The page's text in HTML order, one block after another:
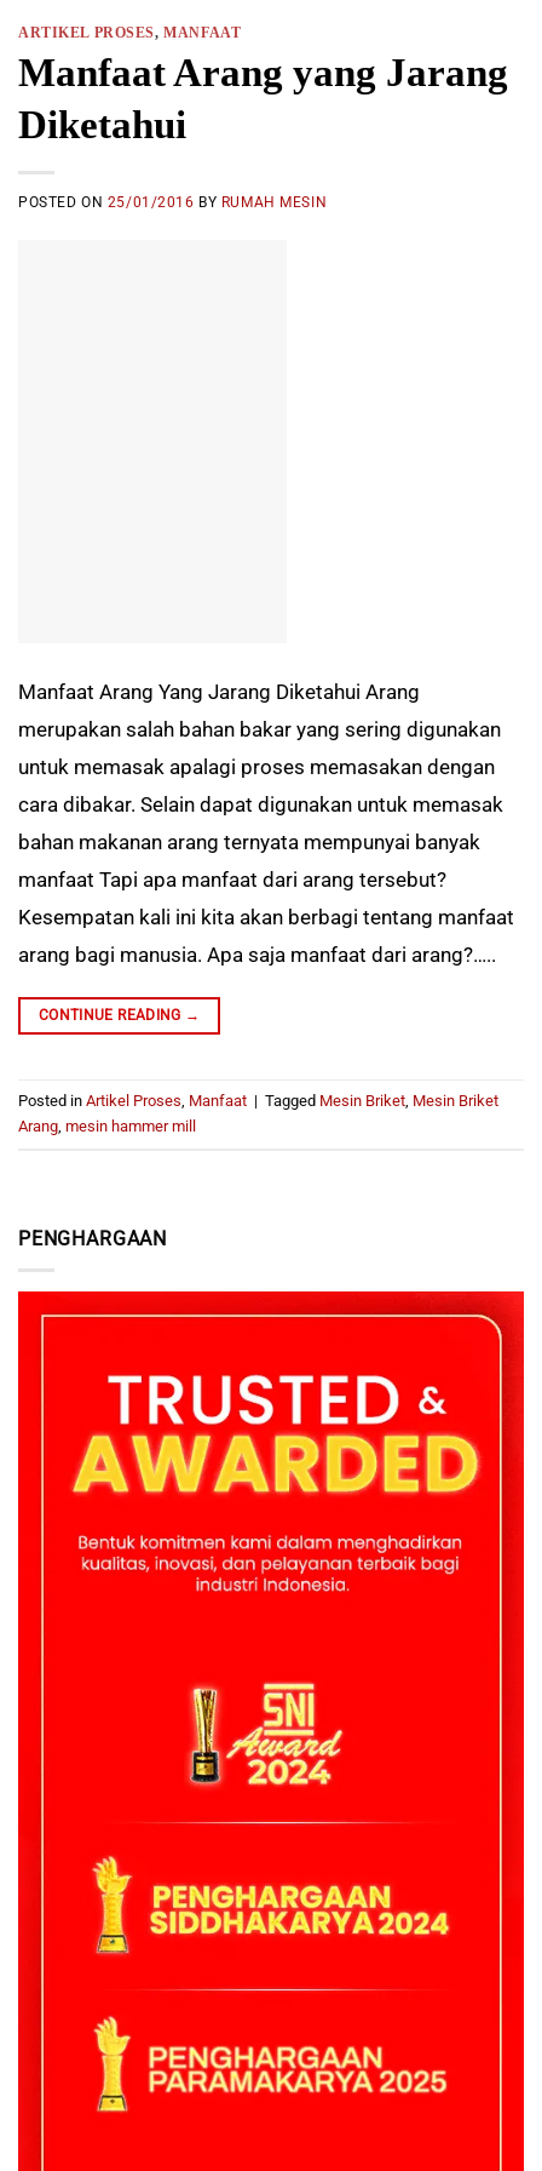
PENGHARGAAN
ARTIKEL PROSES,MANFAAT
Manfaat Arang yang Jarang
Diketahui
POSTED ON 25/01/2016 BY RUMAH MESIN
Manfaat Arang Yang Jarang Diketahui Arang
merupakan salah bahan bakar yang sering digunakan
untuk memasak apalagi proses memasakan dengan
cara dibakar. Selain dapat digunakan untuk memasak
bahan makanan arang ternyata mempunyai banyak
manfaat Tapi apa manfaat dari arang tersebut?
Kesempatan kali ini kita akan berbagi tentang manfaat
arang bagi manusia. Apa saja manfaat dari arang?…..
CONTINUE READING →
Posted in Artikel Proses, Manfaat | Tagged Mesin Briket, Mesin Briket
Arang, mesin hammer mill